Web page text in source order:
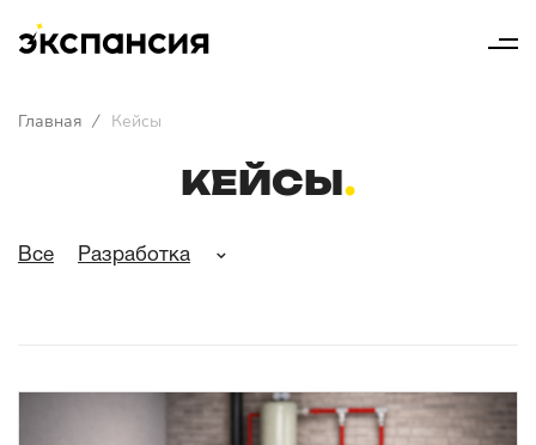
КЕЙСЫ
Главная / Кейсы
Все Разработка